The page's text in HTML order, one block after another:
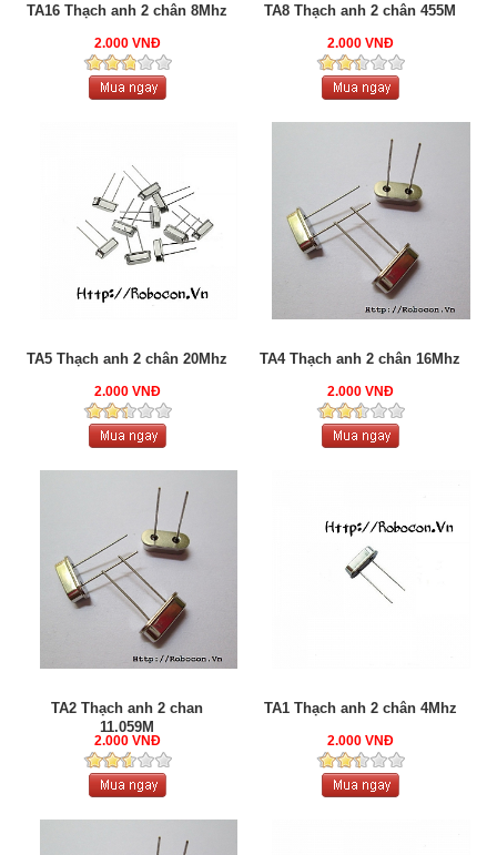
TA16 Thạch anh 2 chân 8Mhz
2.000 VNĐ
TA8 Thạch anh 2 chân 455M
2.000 VNĐ
TA5 Thạch anh 2 chân 20Mhz
2.000 VNĐ
TA4 Thạch anh 2 chân 16Mhz
2.000 VNĐ
TA2 Thạch anh 2 chan
11.059M
2.000 VNĐ
TA1 Thạch anh 2 chân 4Mhz
2.000 VNĐ